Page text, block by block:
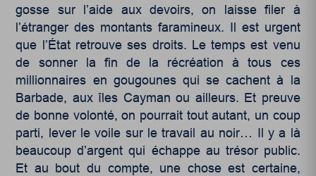
gosse sur l’aide aux devoirs, on laisse filer à
l’étranger des montants faramineux. Il est urgent
que l’État retrouve ses droits. Le temps est venu
de sonner la fin de la récréation à tous ces
millionnaires en gougounes qui se cachent à la
Barbade, aux îles Cayman ou ailleurs. Et preuve
de bonne volonté, on pourrait tout autant, un coup
parti, lever le voile sur le travail au noir… Il y a là
beaucoup d’argent qui échappe au trésor public.
Et au bout du compte, une chose est certaine,